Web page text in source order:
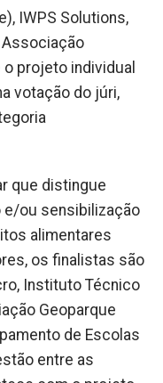
IWPS Solutions,
projeto individual
votação do júri,
que distingue
ou sensibilização
alimentares
os finalistas são
Instituto Técnico
Geoparque
de Escolas
entre as